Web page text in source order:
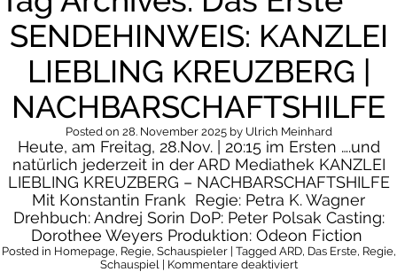
SENDEHINWEIS: KANZLEI
LIEBLING KREUZBERG |
NACHBARSCHAFTSHILFE
Posted on 28. November 2025by Ulrich Meinhard
Heute, am Freitag, 28.Nov. | 20:15 im Ersten ….und
natürlich jederzeit in der ARD Mediathek KANZLEI
LIEBLING KREUZBERG – NACHBARSCHAFTSHILFE
Mit Konstantin Frank Regie: Petra K. Wagner
Drehbuch: Andrej Sorin DoP: Peter Polsak Casting:
Dorothee Weyers Produktion: Odeon Fiction
Posted in Homepage, Regie, Schauspieler| Tagged ARD, Das Erste, Regie,
Schauspiel| Kommentare deaktiviertfür